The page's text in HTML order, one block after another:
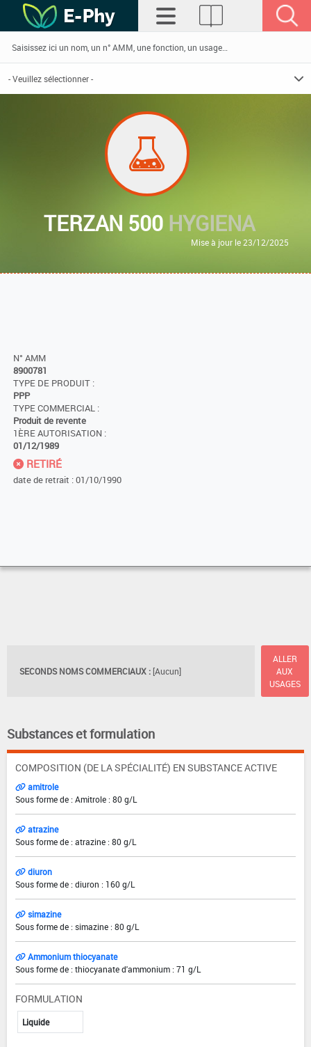
TERZAN 500 HYGIENA
Mise à jour le 23/12/2025
N° AMM
8900781
TYPE DE PRODUIT :
PPP
TYPE COMMERCIAL :
Produit de revente
1ÈRE AUTORISATION :
01/12/1989
RETIRÉ
date de retrait : 01/10/1990
SECONDS NOMS COMMERCIAUX : [Aucun]
ALLER
AUX
USAGES
Substances et formulation
COMPOSITION (DE LA SPÉCIALITÉ) EN SUBSTANCE ACTIVE
amitrole
Sous forme de : Amitrole : 80 g/L
atrazine
Sous forme de : atrazine : 80 g/L
diuron
Sous forme de : diuron : 160 g/L
simazine
Sous forme de : simazine : 80 g/L
Ammonium thiocyanate
Sous forme de : thiocyanate d'ammonium : 71 g/L
FORMULATION
Liquide